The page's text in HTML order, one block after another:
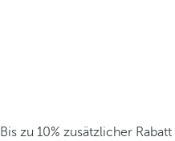
Bis zu 10% zusätzlicher